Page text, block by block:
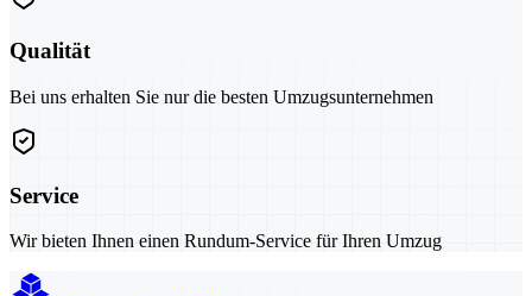
Qualität
Bei uns erhalten Sie nur die besten Umzugsunternehmen
Service
Wir bieten Ihnen einen Rundum-Service für Ihren Umzug